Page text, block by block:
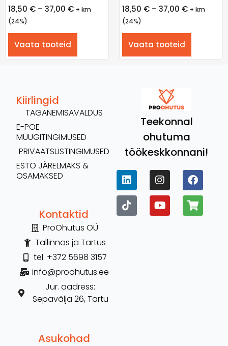
18,50 € – 37,00 € + km
(24%)
Vaata tooteid
18,50 € – 37,00 € + km
(24%)
Vaata tooteid
Teekonnal
ohutuma
töökeskkonnani!
Kontaktid
ProOhutus OÜ
Tallinnas ja Tartus
tel. +372 5698 3157
info@proohutus.ee
Jur. aadress:
Sepavälja 26, Tartu
Kiirlingid
TAGANEMISAVALDUS
E-POE
MÜÜGITINGIMUSED
PRIVAATSUSTINGIMUSED
ESTO JÄRELMAKS &
OSAMAKSED
Asukohad